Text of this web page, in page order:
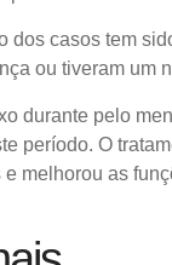
dos casos tem
ou tiveram um
durante pelo
período. O
melhorou as